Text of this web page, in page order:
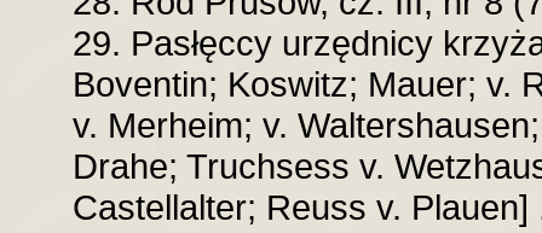
29. Pasłęccy urzędnicy
Boventin; Koswitz; Mauer; v.
v. Merheim; v.
Drahe; Truchsess v.
Castellalter; Reuss v.